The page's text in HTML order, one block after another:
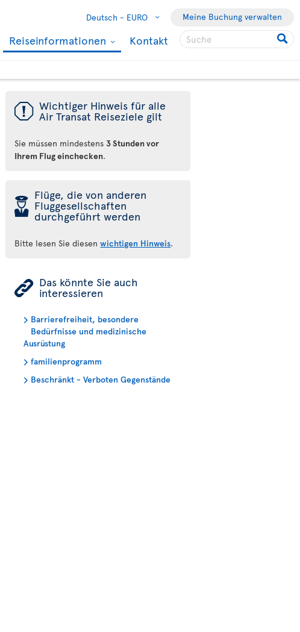
Deutsch - EURO Meine Buchung verwalten
Reiseinformationen Kontakt
ü Wichtiger Hinweis für alle
Air Transat Reiseziele gilt
Sie müssen mindestens 3 Stunden vor
Ihrem Flug einchecken.
þ Flüge, die von anderen
Fluggesellschaften
durchgeführt werden
Bitte lesen Sie diesenwichtigen Hinweis.
ÿ Das könnte Sie auch
interessieren
Barrierefreiheit, besondere
Bedürfnisse und medizinische
Ausrüstung
familienprogramm
Beschränkt - Verboten Gegenstände